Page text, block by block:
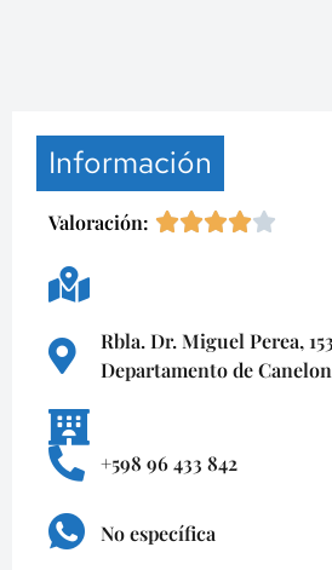
Información
Valoración:
Rbla. Dr. Miguel Perea,
Departamento de
+598 96 433 842
No específica